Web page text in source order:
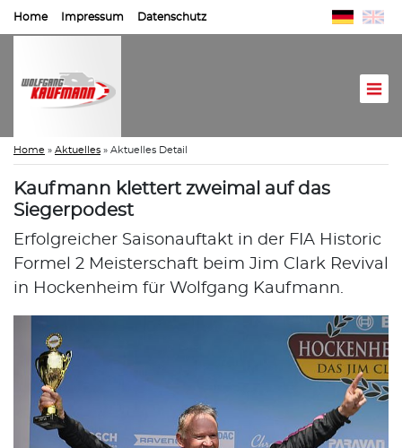
Home Impressum Datenschutz
Home » Aktuelles » Aktuelles Detail
Kaufmann klettert zweimal auf das
Siegerpodest
Erfolgreicher Saisonauftakt in der FIA Historic
Formel 2 Meisterschaft beim Jim Clark Revival
in Hockenheim für Wolfgang Kaufmann.